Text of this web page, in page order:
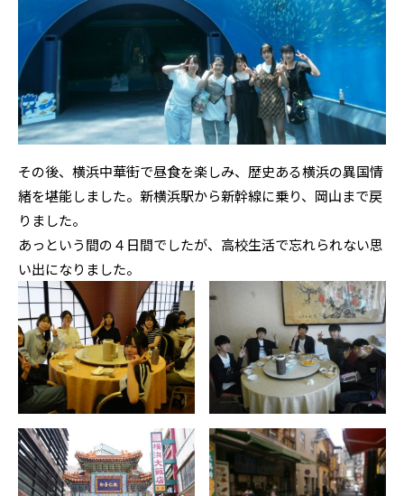
その後、横浜中華街で昼食を楽しみ、歴史ある横浜の異国情
緒を堪能しました。新横浜駅から新幹線に乗り、岡山まで戻
りました。
あっという間の４日間でしたが、高校生活で忘れられない思
い出になりました。